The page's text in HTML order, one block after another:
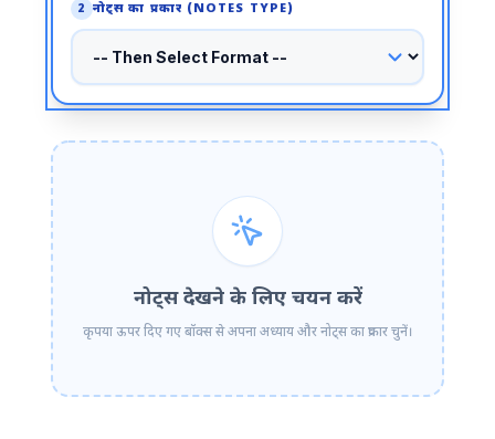
2 नोट्स का प्रकार (NOTES TYPE)
नोट्स देखने के लिए चयन करें
कृपया ऊपर दिए गए बॉक्स से अपना अध्याय और नोट्स का प्रकार चुनें।